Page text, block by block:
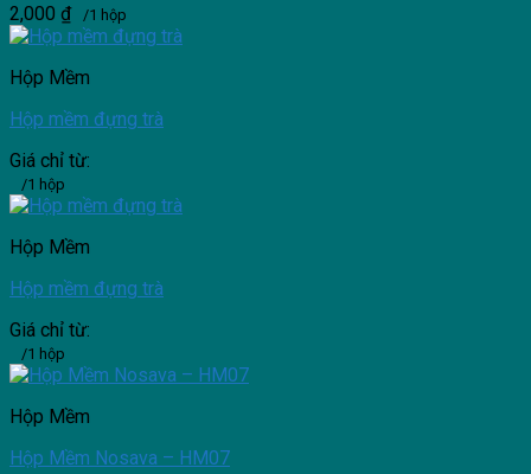
2,000 ₫ /1 hộp
Hộp Mềm
Hộp mềm đựng trà
Giá chỉ từ:
/1 hộp
Hộp Mềm
Hộp mềm đựng trà
Giá chỉ từ:
/1 hộp
Hộp Mềm
Hộp Mềm Nosava – HM07